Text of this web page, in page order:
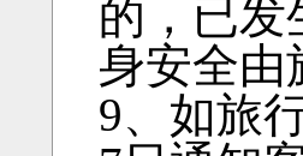
的，已发
身安全由
9、如旅